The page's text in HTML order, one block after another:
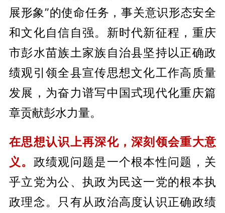
展形象”的使命任务，事关意识形态安全
和文化自信自强。新时代新征程，重庆
市彭水苗族土家族自治县坚持以正确政
绩观引领全县宣传思想文化工作高质量
发展，为奋力谱写中国式现代化重庆篇
章贡献彭水力量。
在思想认识上再深化，深刻领会重大意
义。 政绩观问题是一个根本性问题，关
乎立党为公、执政为民这一党的根本执
政理念。只有从政治高度认识正确政绩